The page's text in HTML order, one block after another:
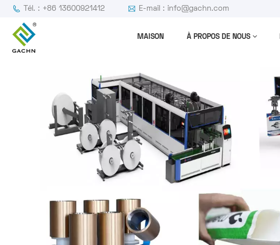
Tél. : +86 13600921412 E-mail : info@gachn.com
MAISON À PROPOS DE NOUS